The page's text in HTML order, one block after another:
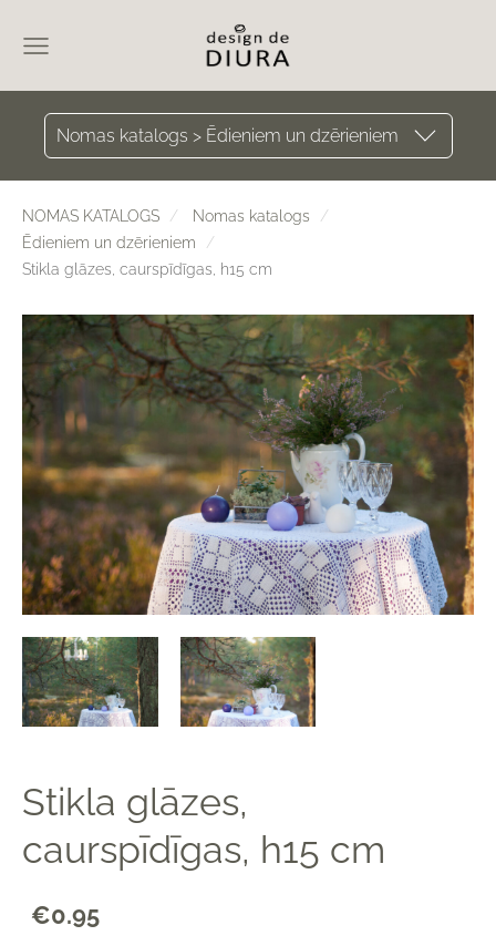
Nomas katalogs > Ēdieniem un dzērieniem
NOMAS KATALOGS
Nomas katalogs
Ēdieniem un dzērieniem
Stikla glāzes, caurspīdīgas, h15 cm
Stikla glāzes,
caurspīdīgas, h15 cm
€0.95